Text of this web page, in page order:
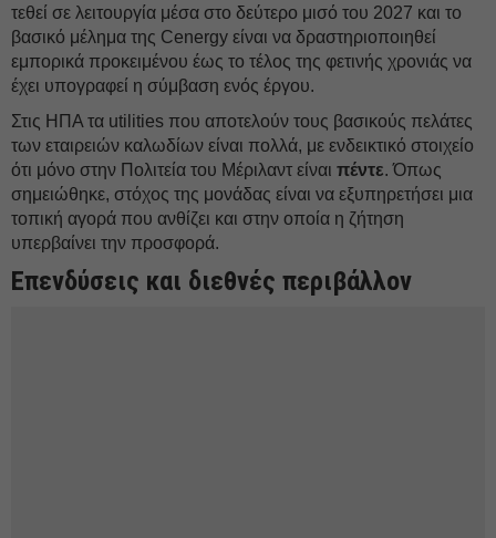
τεθεί σε λειτουργία μέσα στο δεύτερο μισό του 2027 και το
βασικό μέλημα της Cenergy είναι να δραστηριοποιηθεί
εμπορικά προκειμένου έως το τέλος της φετινής χρονιάς να
έχει υπογραφεί η σύμβαση ενός έργου.
Στις ΗΠΑ τα utilities που αποτελούν τους βασικούς πελάτες
των εταιρειών καλωδίων είναι πολλά, με ενδεικτικό στοιχείο
ότι μόνο στην Πολιτεία του Μέριλαντ είναι πέντε. Όπως
σημειώθηκε, στόχος της μονάδας είναι να εξυπηρετήσει μια
τοπική αγορά που ανθίζει και στην οποία η ζήτηση
υπερβαίνει την προσφορά.
Επενδύσεις και διεθνές περιβάλλον